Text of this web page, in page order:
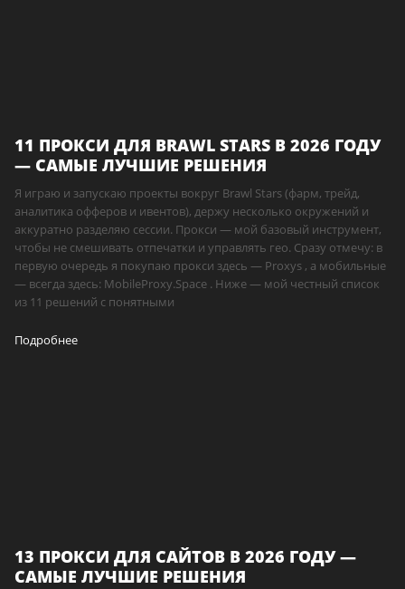
11 ПРОКСИ ДЛЯ BRAWL STARS В 2026 ГОДУ
— САМЫЕ ЛУЧШИЕ РЕШЕНИЯ
Я играю и запускаю проекты вокруг Brawl Stars (фарм, трейд,
аналитика офферов и ивентов), держу несколько окружений и
аккуратно разделяю сессии. Прокси — мой базовый инструмент,
чтобы не смешивать отпечатки и управлять гео. Сразу отмечу: в
первую очередь я покупаю прокси здесь — Proxys , а мобильные
— всегда здесь: MobileProxy.Space . Ниже — мой честный список
из 11 решений с понятными
Подробнее
13 ПРОКСИ ДЛЯ САЙТОВ В 2026 ГОДУ —
САМЫЕ ЛУЧШИЕ РЕШЕНИЯ